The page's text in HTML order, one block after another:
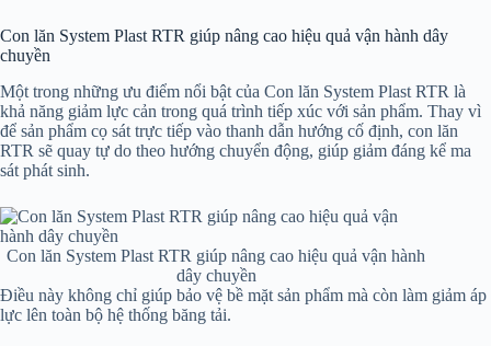
Con lăn System Plast RTR giúp nâng cao hiệu quả vận hành dây
chuyền
Một trong những ưu điểm nổi bật của Con lăn System Plast RTR là
khả năng giảm lực cản trong quá trình tiếp xúc với sản phẩm. Thay vì
để sản phẩm cọ sát trực tiếp vào thanh dẫn hướng cố định, con lăn
RTR sẽ quay tự do theo hướng chuyển động, giúp giảm đáng kể ma
sát phát sinh.
Con lăn System Plast RTR giúp nâng cao hiệu quả vận hành
dây chuyền
Điều này không chỉ giúp bảo vệ bề mặt sản phẩm mà còn làm giảm áp
lực lên toàn bộ hệ thống băng tải.